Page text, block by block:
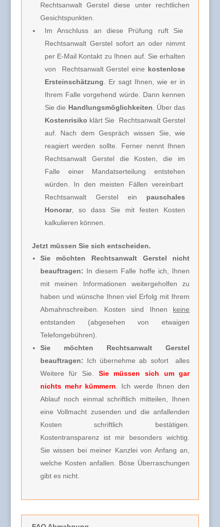
Rechtsanwalt Gerstel diese unter rechtlichen
Gesichtspunkten.
Im Anschluss an diese Prüfung ruft Sie
Rechtsanwalt Gerstel sofort an oder nimmt
per E-Mail Kontakt zu Ihnen auf. Sie erhalten
von
Rechtsanwalt Gerstel eine kostenlose
Ersteinschätzung . Er sagt Ihnen, wie er in
Ihrem Falle vorgehend würde. Dann kennen
Sie die Handlungsmöglichkeiten . Über das
Kostenrisiko klärt Sie
Rechtsanwalt Gerstel
auf. Nach dem Gespräch wissen Sie, wie
reagiert werden sollte. Ferner nennt Ihnen
Rechtsanwalt Gerstel die Kosten, die im
Falle einer Mandatserteilung entstehen
würden. In den meisten Fällen vereinbart
Rechtsanwalt Gerstelein pauschales
Honorar, so dass Sie mit festen Kosten
kalkulieren können.
Jetzt müssen Sie sich entscheiden.
Sie möchten Rechtsanwalt Gerstel nicht
beauftragen: In diesem Falle hoffe ich, Ihnen
mit meinen Informationen weitergeholfen zu
haben und wünsche Ihnen viel Erfolg mit Ihrem
Abmahnschreiben. Kosten sind Ihnen keine
entstanden (abgesehen von etwaigen
Telefongebühren).
Sie möchten Rechtsanwalt Gerstel
beauftragen: Ich übernehme ab sofort alles
Weitere für Sie. Sie müssen sich um gar
nichts mehr kümmern . Ich werde Ihnen den
Ablauf noch einmal schriftlich mitteilen, Ihnen
eine Vollmacht zusenden und die anfallenden
Kosten schriftlich bestätigen.
Kostentransparenz ist mir besonders wichtig.
Sie wissen bei meiner Kanzlei von Anfang an,
welche Kosten anfallen. Böse Überraschungen
gibt es nicht.